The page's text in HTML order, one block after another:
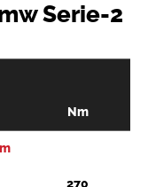
Serie-2
Nm
270